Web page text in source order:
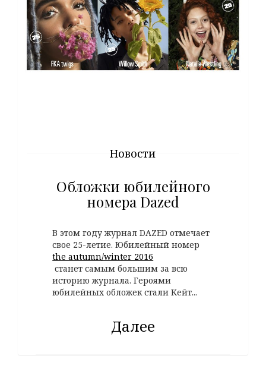
Новости
Обложки юбилейного
номера Dazed
В этом году журнал DAZED отмечает
свое 25-летие. Юбилейный номер
the autumn/winter 2016
станет самым большим за всю
историю журнала. Героями
юбилейных обложек стали Кейт...
Далее